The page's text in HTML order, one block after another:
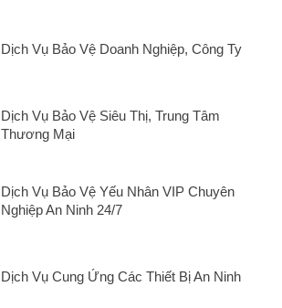
Dịch Vụ Bảo Vệ Doanh Nghiệp, Công Ty
Dịch Vụ Bảo Vệ Siêu Thị, Trung Tâm
Thương Mại
Dịch Vụ Bảo Vệ Yếu Nhân VIP Chuyên
Nghiệp An Ninh 24/7
Dịch Vụ Cung Ứng Các Thiết Bị An Ninh